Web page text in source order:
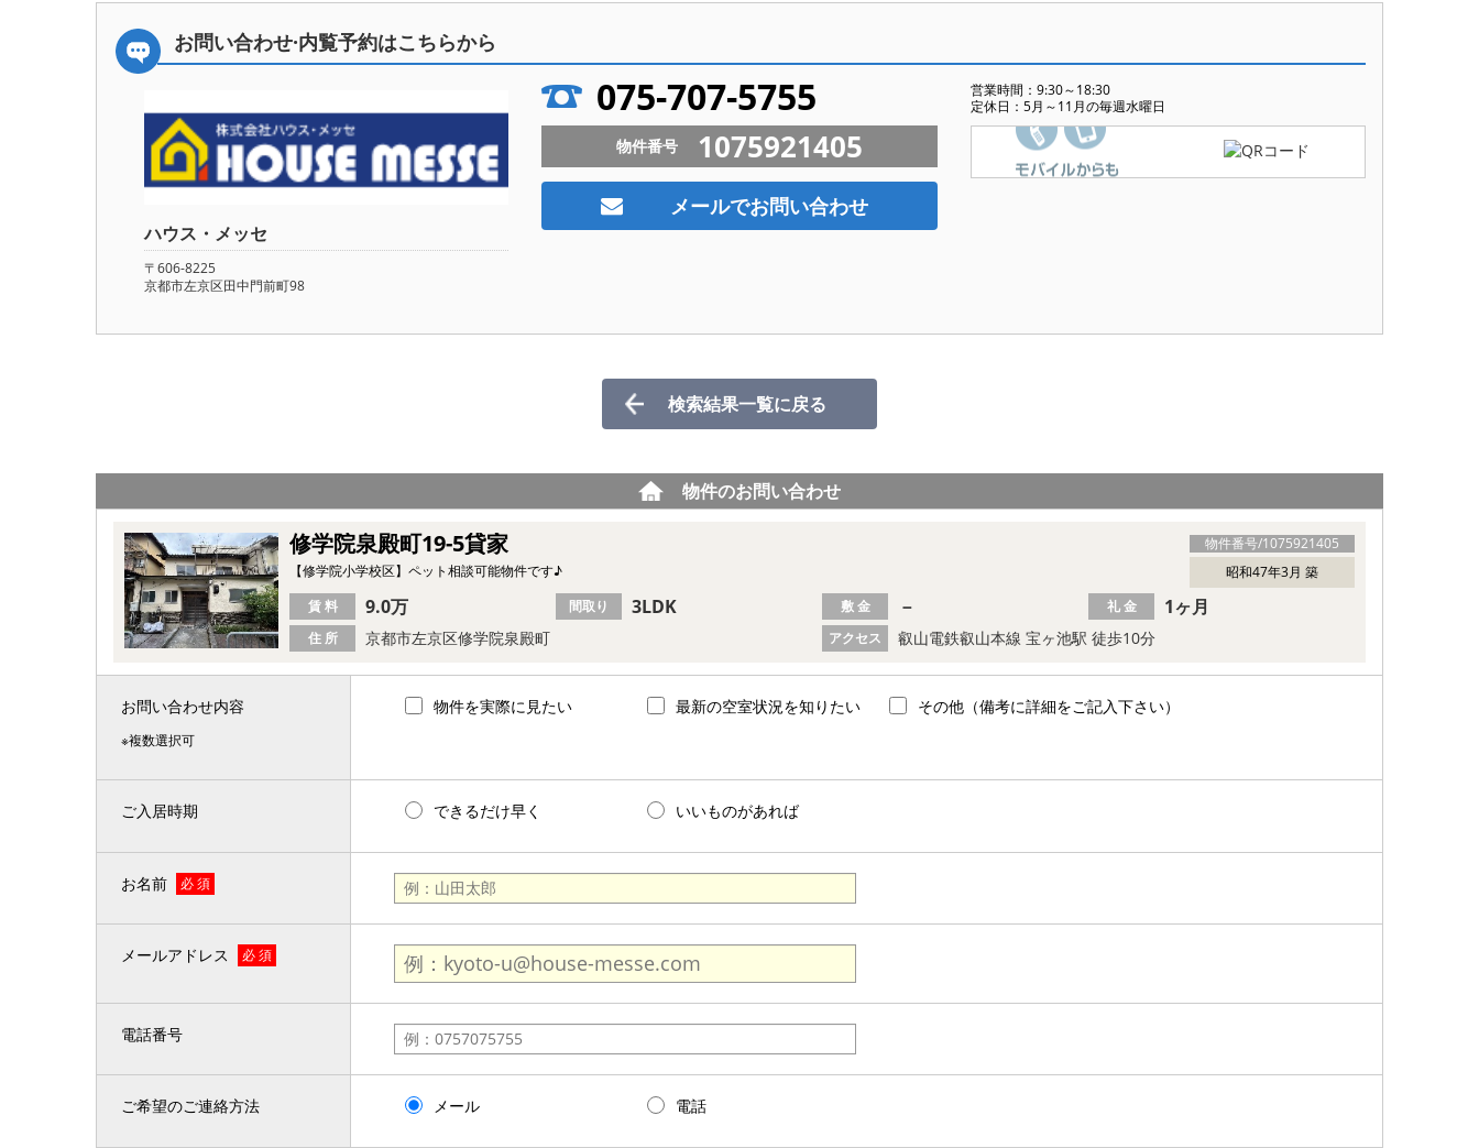
お問い合わせ·内覧予約はこちらから
ハウス・メッセ
〒606-8225
京都市左京区田中門前町98
075-707-5755
営業時間：9:30～18:30
定休日：5月～11月の毎週水曜日
物件番号 1075921405
メールでお問い合わせ
検索結果一覧に戻る
物件のお問い合わせ
物件番号/1075921405
修学院泉殿町19-5貸家
昭和47年3月 築
【修学院小学校区】ペット相談可能物件です♪
住 所 京都市左京区修学院泉殿町 アクセス 叡山電鉄叡山本線 宝ヶ池駅 徒歩10分
賃 料 9.0万 間取り 3LDK 敷 金 － 礼 金 1ヶ月
お問い合わせ内容
※複数選択可
物件を実際に見たい 最新の空室状況を知りたい その他（備考に詳細をご記入下さい）
ご入居時期 できるだけ早く いいものがあれば
お名前 必 須
メールアドレス 必 須
電話番号
ご希望のご連絡方法 メール 電話